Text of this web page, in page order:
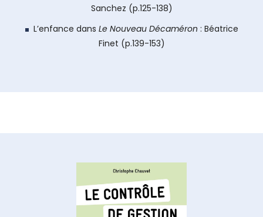
Sanchez (p.125-138)
L’enfance dans Le Nouveau Décaméron : Béatrice
Finet (p.139-153)